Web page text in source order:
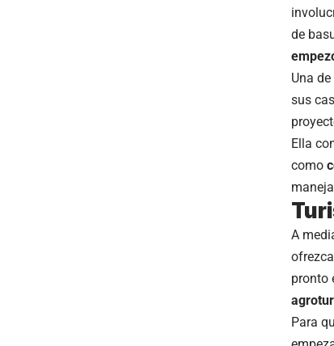
de
Una
sus
Ella
como
A
ofrezca
pronto
Para